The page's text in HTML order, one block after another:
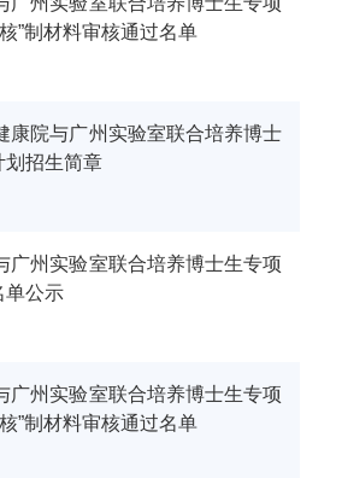
”制材料审核通过名单
康院与广州实验室联合培养博士
划招生简章
广州实验室联合培养博士生专项
单公示
广州实验室联合培养博士生专项
”制材料审核通过名单